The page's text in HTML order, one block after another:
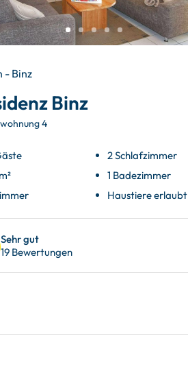
- Binz
Binz
4
2 Schlafzimmer
1 Badezimmer
Haustiere erlaubt
Sehr gut
19 Bewertungen